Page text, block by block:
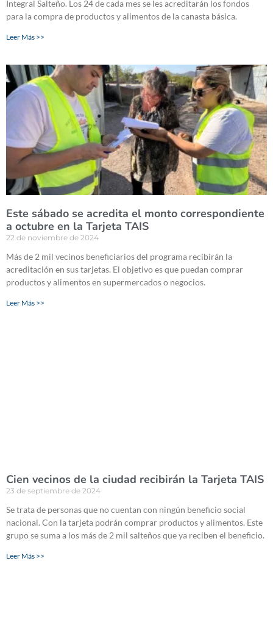
Integral Salteño. Los 24 de cada mes se les acreditarán los fondos
para la compra de productos y alimentos de la canasta básica.
Leer Más >>
Este sábado se acredita el monto correspondiente
a octubre en la Tarjeta TAIS
22 de noviembre de 2024
Más de 2 mil vecinos beneficiarios del programa recibirán la
acreditación en sus tarjetas. El objetivo es que puedan comprar
productos y alimentos en supermercados o negocios.
Leer Más >>
Cien vecinos de la ciudad recibirán la Tarjeta TAIS
23 de septiembre de 2024
Se trata de personas que no cuentan con ningún beneficio social
nacional. Con la tarjeta podrán comprar productos y alimentos. Este
grupo se suma a los más de 2 mil salteños que ya reciben el beneficio.
Leer Más >>